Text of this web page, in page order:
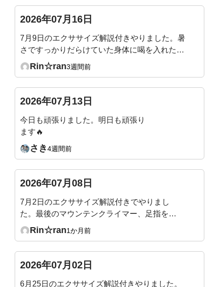
2026年07月16日
7月9日のエクササイズ解説付きやりました。暑
さですっかりだらけていた身体に喝を入れたよ
うで、シャキッとしました。ぽっこりになって
な？やりやすくなりました。
Rin☆ran3週間前
2026年07月13日
今日も頑張りました。明日も頑張り
ます🔥
さき4週間前
2026年07月08日
7月2日のエクササイズ解説付きでやりまし
た。最後のマウンテンクライマー、足指を突
き指しそうになりながら頑張りました！
Rin☆ran1か月前
2026年07月02日
6月25日のエクササイズ解説付きやりました。